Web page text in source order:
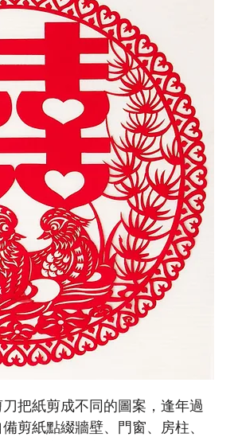
把紙剪成不同的圖案，逢年過
剪紙點綴牆壁、門窗、房柱、